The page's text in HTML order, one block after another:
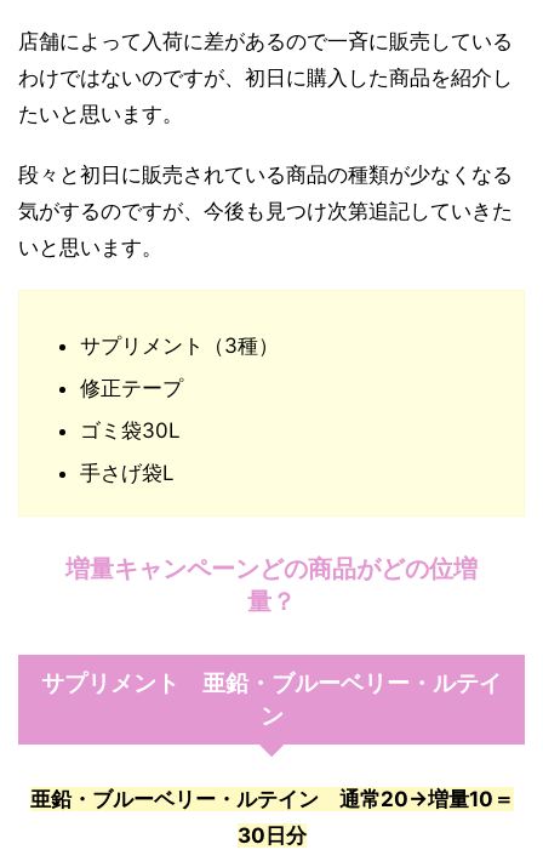
店舗によって入荷に差があるので一斉に販売している
わけではないのですが、初日に購入した商品を紹介し
たいと思います。
段々と初日に販売されている商品の種類が少なくなる
気がするのですが、今後も見つけ次第追記していきた
いと思います。
サプリメント（3種）
修正テープ
ゴミ袋30L
手さげ袋L
増量キャンペーンどの商品がどの位増
量？
サプリメント 亜鉛・ブルーベリー・ルテイ
ン
亜鉛・ブルーベリー・ルテイン 通常20→増量10＝
30日分